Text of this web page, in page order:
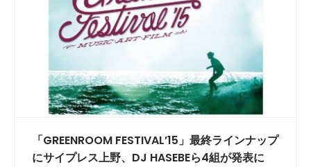
「GREENROOM FESTIVAL’15」最終ラインナップ
にサイプレス上野、DJ HASEBEら4組が発表に